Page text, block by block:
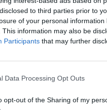
to third parties prior to
of your personal
This information may also be
Participants that may further
Data Processing Opt Outs
opt-out of the Sharing of my
sobre religión,
de Mercedes de la
a su padre que quería
cables de repuesto para
no había discutido: